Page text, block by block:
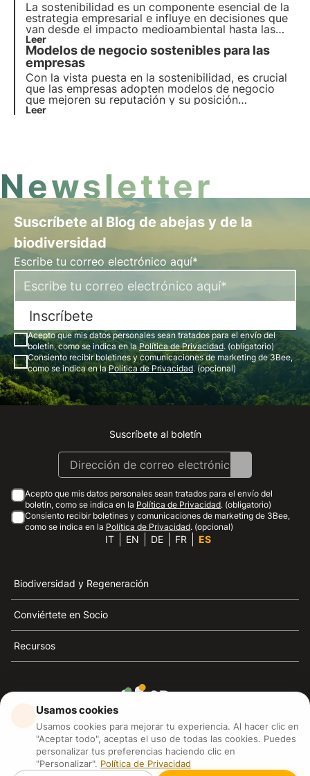
La sostenibilidad es un componente esencial de la
estrategia empresarial e influye en decisiones que
van desde el impacto medioambiental hasta las
políticas sociales. Este artículo explora el papel de
la sostenibilidad en el panorama económico, con
referencia a las tendencias emergentes entre los
consumidores y las empresas italianas.
Leer
Modelos de negocio sostenibles para las
empresas
Con la vista puesta en la sostenibilidad, es crucial
que las empresas adopten modelos de negocio
que mejoren su reputación y su posición
competitiva en el mercado. El objetivo es crecer
Leer
Newsletter
Suscríbete al Blog de abejas y de la
biodiversidad
Escribe tu correo electrónico aquí*
Inscríbete
Acepto que mis datos personales sean tratados para el envío del
boletín, como se indica en laPolítica de Privacidad. (obligatorio)
Consiento recibir boletines y comunicaciones de marketing de 3Bee,
como se indica en laPolítica de Privacidad. (opcional)
Instagram
Facebook
Linkedin
Youtube
Suscríbete al boletín
Acepto que mis datos personales sean tratados para el envío del
boletín, como se indica en la Política de Privacidad. (obligatorio)
Consiento recibir boletines y comunicaciones de marketing de 3Bee,
como se indica en la Política de Privacidad. (opcional)
IT EN DE FR ES
Biodiversidad y Regeneración
Conviértete en Socio
Recursos
3Bee es el referente de la sostenibilidad, la defensa de
las abejas y la biodiversidad
3Bee S.R.L Via Pastrengo 14, 20159, Milano (MI)
Usamos cookies
Usamos cookies para mejorar tu experiencia. Al hacer clic en
"Aceptar todo", aceptas el uso de todas las cookies. Puedes
personalizar tus preferencias haciendo clic en
"Personalizar". Política de Privacidad